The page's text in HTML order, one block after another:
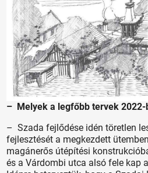
– Melyek a legfőbb tervek 2022-
– Szada fejlődése idén töretlen
fejlesztését a megkezdett
magánerős útépítési
és a Várdombi utca alsó fele kap